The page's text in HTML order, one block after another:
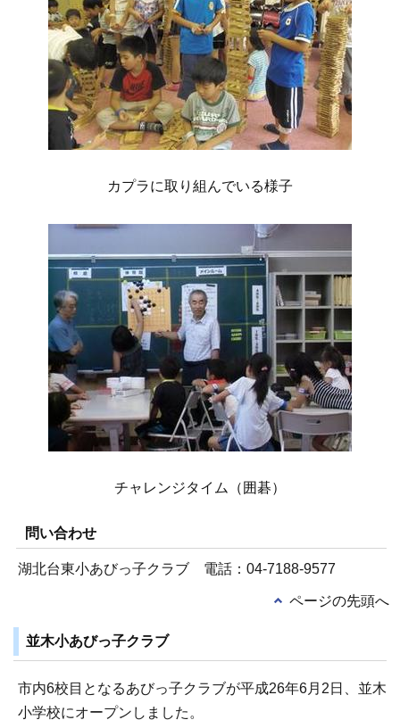
カプラに取り組んでいる様子
チャレンジタイム（囲碁）
問い合わせ
湖北台東小あびっ子クラブ 電話：04-7188-9577
ページの先頭へ
並木小あびっ子クラブ
市内6校目となるあびっ子クラブが平成26年6月2日、並木
小学校にオープンしました。